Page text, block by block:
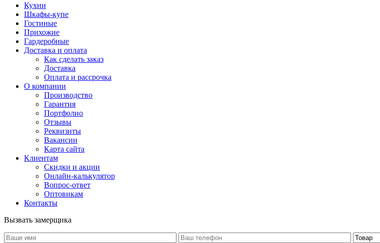
Кухни
Шкафы-купе
Гостиные
Прихожие
Гардеробные
Доставка и оплата
Как сделать заказ
Доставка
Оплата и рассрочка
О компании
Производство
Гарантия
Портфолио
Отзывы
Реквизиты
Вакансии
Карта сайта
Клиентам
Скидки и акции
Онлайн-калькулятор
Вопрос-ответ
Оптовикам
Контакты
Вызвать замерщика